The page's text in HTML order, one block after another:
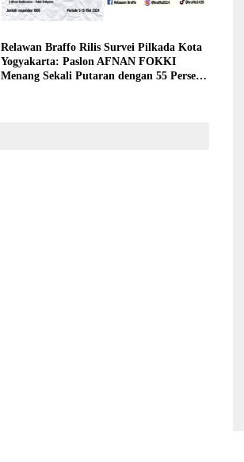
Relawan Braffo Rilis Survei Pilkada Kota
Yogyakarta: Paslon AFNAN FOKKI
Menang Sekali Putaran dengan 55 Persen